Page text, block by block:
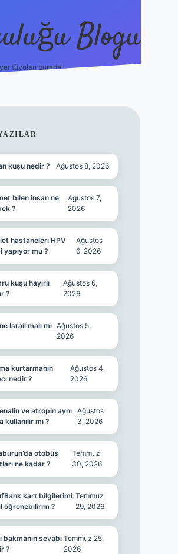
Blogu
tüyoları burada!
kuşu nedir ? Ağustos 8, 2026
bilen insan ne
?
Ağustos 7,
2026
hastaneleri HPV
yapıyor mu ?
Ağustos
6, 2026
kuşu hayırlı
?
Ağustos 6,
2026
İsrail malı mı Ağustos 5,
2026
kurtarmanın
nedir ?
Ağustos 4,
2026
ve atropin aynı
kullanılır mı ?
Ağustos
3, 2026
otobüs
ne kadar ?
Temmuz
30, 2026
kart bilgilerimi
öğrenebilirim ?
Temmuz
29, 2026
bakmanın sevabı
?
Temmuz 25,
2026
https://